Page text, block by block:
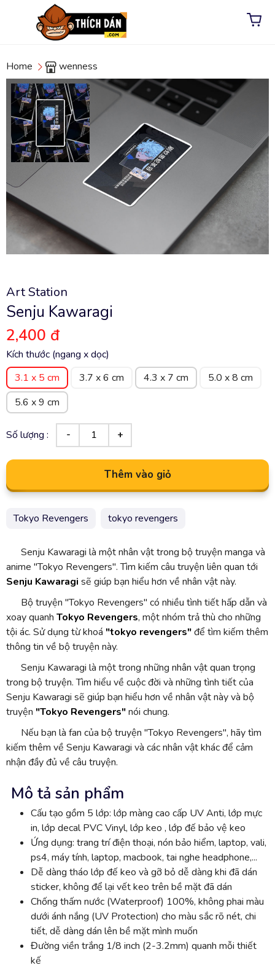
Home wenness
Art Station
Senju Kawaragi
2,400 đ
Kích thước (ngang x dọc)
3.1 x 5 cm
3.7 x 6 cm 4.3 x 7 cm
5.0 x 8 cm
5.6 x 9 cm
Số lượng :
Thêm vào giỏ
Tokyo Revengers tokyo revengers
Senju Kawaragi là một nhân vật trong bộ truyện manga và
anime "Tokyo Revengers". Tìm kiếm câu truyện liên quan tới
Senju Kawaragi sẽ giúp bạn hiểu hơn về nhân vật này.
Bộ truyện "Tokyo Revengers" có nhiều tình tiết hấp dẫn và
xoay quanh Tokyo Revengers, một nhóm trả thù cho những
tội ác. Sử dụng từ khoá "tokyo revengers"để tìm kiếm thêm
thông tin về bộ truyện này.
Senju Kawaragi là một trong những nhân vật quan trọng
trong bộ truyện. Tìm hiểu về cuộc đời và những tình tiết của
Senju Kawaragi sẽ giúp bạn hiểu hơn về nhân vật này và bộ
truyện "Tokyo Revengers"nói chung.
Nếu bạn là fan của bộ truyện "Tokyo Revengers", hãy tìm
kiếm thêm về Senju Kawaragi và các nhân vật khác để cảm
nhận đầy đủ về câu truyện.
Mô tả sản phẩm
Cấu tạo gồm 5 lớp: lớp màng cao cấp UV Anti, lớp mực
in, lớp decal PVC Vinyl, lớp keo , lớp đế bảo vệ keo
Ứng dụng: trang trí điện thoại, nón bảo hiểm, laptop, vali,
ps4, máy tính, laptop, macbook, tai nghe headphone,...
Dễ dàng tháo lớp đế keo và gỡ bỏ dễ dàng khi đã dán
sticker, không để lại vết keo trên bề mặt đã dán
Chống thấm nước (Waterproof) 100%, không phai màu
dưới ánh nắng (UV Protection) cho màu sắc rõ nét, chi
tiết, dễ dàng dán lên bề mặt mình muốn
Đường viền trắng 1/8 inch (2-3.2mm) quanh mỗi thiết
kế